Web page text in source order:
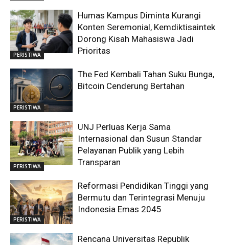
PERISTIWA
Humas Kampus Diminta Kurangi
Konten Seremonial, Kemdiktisaintek
Dorong Kisah Mahasiswa Jadi
Prioritas
PERISTIWA
The Fed Kembali Tahan Suku Bunga,
Bitcoin Cenderung Bertahan
PERISTIWA
UNJ Perluas Kerja Sama
Internasional dan Susun Standar
Pelayanan Publik yang Lebih
Transparan
PERISTIWA
Reformasi Pendidikan Tinggi yang
Bermutu dan Terintegrasi Menuju
Indonesia Emas 2045
Rencana Universitas Republik